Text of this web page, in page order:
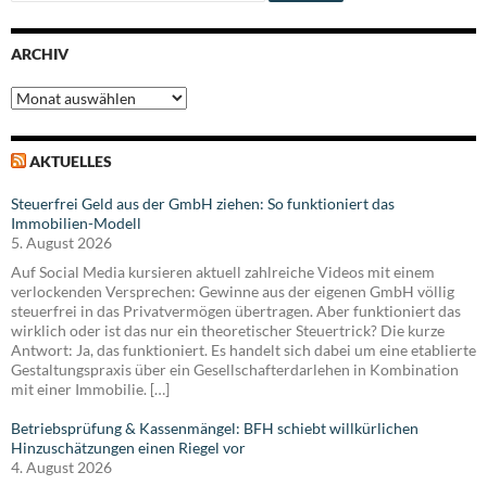
ARCHIV
Archiv
AKTUELLES
Steuerfrei Geld aus der GmbH ziehen: So funktioniert das
Immobilien-Modell
5. August 2026
Auf Social Media kursieren aktuell zahlreiche Videos mit einem
verlockenden Versprechen: Gewinne aus der eigenen GmbH völlig
steuerfrei in das Privatvermögen übertragen. Aber funktioniert das
wirklich oder ist das nur ein theoretischer Steuertrick? Die kurze
Antwort: Ja, das funktioniert. Es handelt sich dabei um eine etablierte
Gestaltungspraxis über ein Gesellschafterdarlehen in Kombination
mit einer Immobilie. […]
Betriebsprüfung & Kassenmängel: BFH schiebt willkürlichen
Hinzuschätzungen einen Riegel vor
4. August 2026